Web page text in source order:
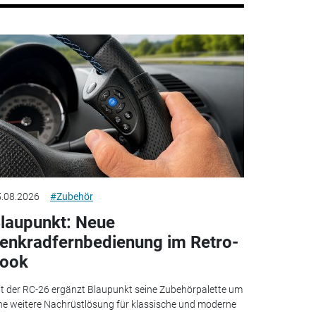
#Zubehör
Neue
im Retro-
der RC-26 ergänzt Blaupunkt seine Zubehörpalette um
weitere Nachrüstlösung für klassische und moderne